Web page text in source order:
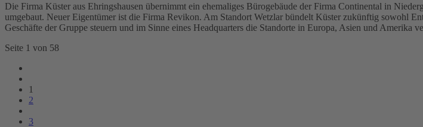
Die Firma Küster aus Ehringshausen übernimmt ein ehemaliges Bürogebäude der Firma Continental in
umgebaut. Neuer Eigentümer ist die Firma Revikon. Am Standort Wetzlar bündelt Küster zukünftig sowohl
Geschäfte der Gruppe steuern und im Sinne eines Headquarters die Standorte in Europa, Asien und Amerika
Seite 1 von 58
1
2
3